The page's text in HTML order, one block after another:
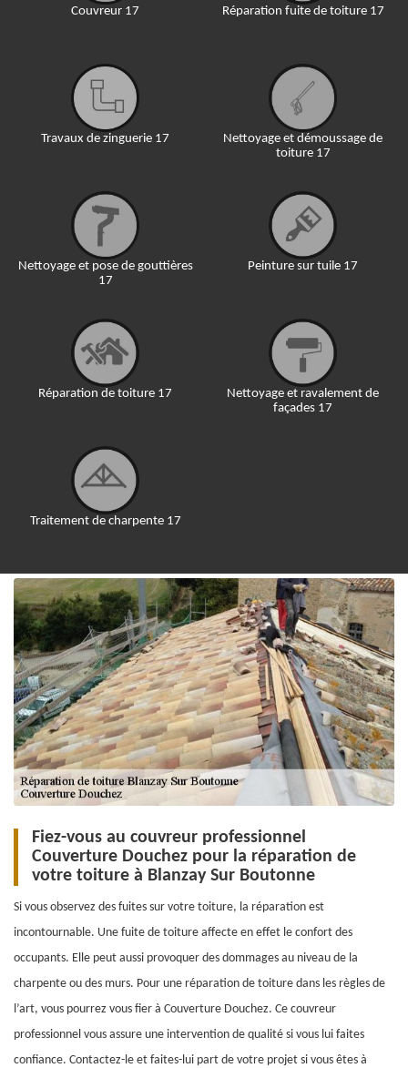
Couvreur 17
Travaux de zinguerie 17
Nettoyage et pose de gouttières
17
Réparation de toiture 17
Traitement de charpente 17
Réparation fuite de toiture 17
Nettoyage et démoussage de
toiture 17
Peinture sur tuile 17
Nettoyage et ravalement de
façades 17
Fiez-vous au couvreur professionnel
Couverture Douchez pour la réparation de
votre toiture à Blanzay Sur Boutonne
Si vous observez des fuites sur votre toiture, la réparation est
incontournable. Une fuite de toiture affecte en effet le confort des
occupants. Elle peut aussi provoquer des dommages au niveau de la
charpente ou des murs. Pour une réparation de toiture dans les règles de
l’art, vous pourrez vous fier à Couverture Douchez. Ce couvreur
professionnel vous assure une intervention de qualité si vous lui faites
confiance. Contactez-le et faites-lui part de votre projet si vous êtes à